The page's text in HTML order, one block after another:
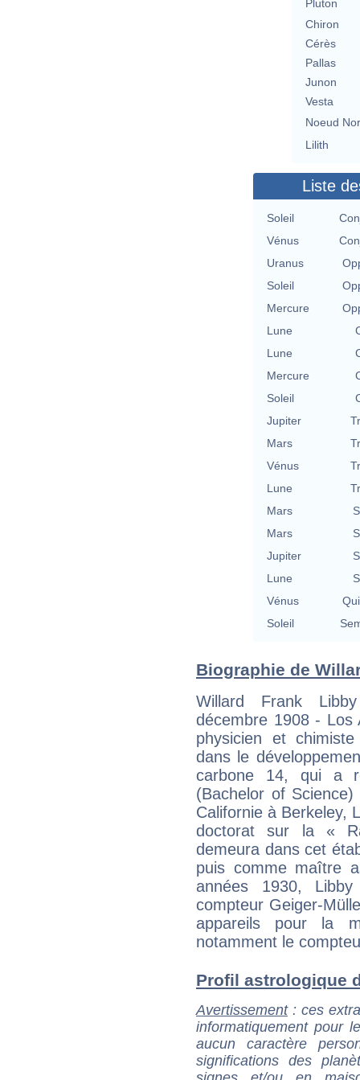
Pluton
Chiron
Cérès
Pallas
Junon
Vesta
Noeud
Lilith
Liste
Soleil
Vénus
Uranus
Soleil
Mercure
Lune
Lune
Mercure
Soleil
Jupiter
Mars
Vénus
Lune
Mars
Mars
Jupiter
Lune
Vénus
Soleil
Biographie de
Willard Frank
décembre 1908 - Los
physicien et
dans le
carbone 14, qui a
(Bachelor of
Californie à Berkeley,
doctorat sur la «
demeura dans cet
puis comme maître
années 1930,
compteur Geiger-
appareils pour la
notamment le
Profil astrologique
Avertissement: ces
informatiquement pour
aucun caractère
significations des